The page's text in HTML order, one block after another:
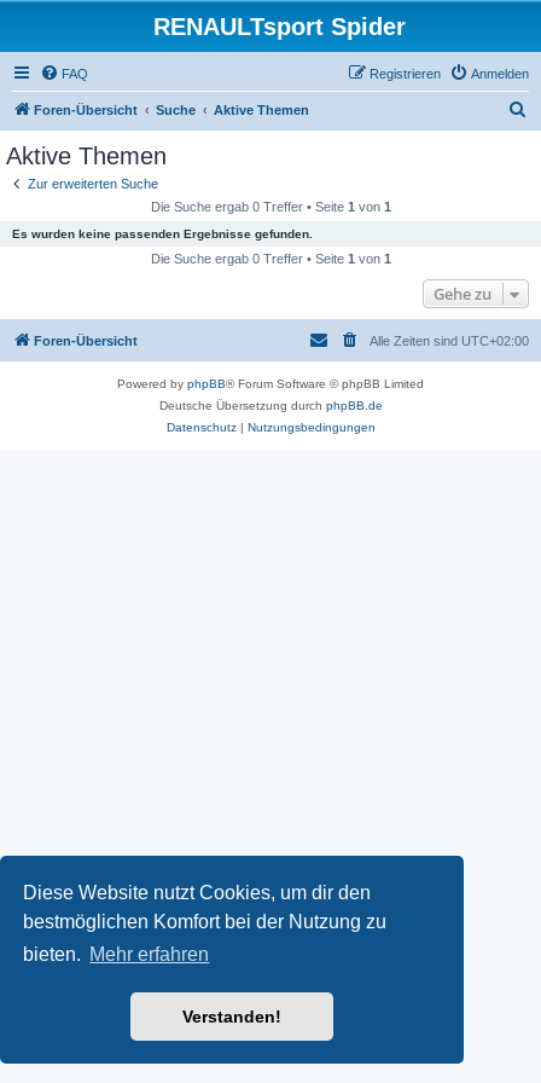
Diese Website nutzt Cookies, um dir den
bestmöglichen Komfort bei der Nutzung zu
bieten. Mehr erfahren
Verstanden!
RENAULTsport Spider
FAQ Anmelden
Registrieren
Foren-Übersicht Suche Aktive Themen
Aktive Themen
Zur erweiterten Suche
Die Suche ergab 0 Treffer • Seite 1 von 1
Es wurden keine passenden Ergebnisse gefunden.
Die Suche ergab 0 Treffer • Seite 1 von 1
Gehe zu
Foren-Übersicht Alle Zeiten sind UTC+02:00
Powered by phpBB® Forum Software © phpBB Limited
Deutsche Übersetzung durch phpBB.de
Datenschutz| Nutzungsbedingungen